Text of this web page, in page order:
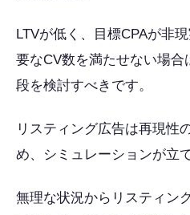
LTVが低く、目標CPAが非
要なCV数を満たせない場
段を検討すべきです。
リスティング広告は再現性
め、シミュレーションが立
無理な状況からリスティン